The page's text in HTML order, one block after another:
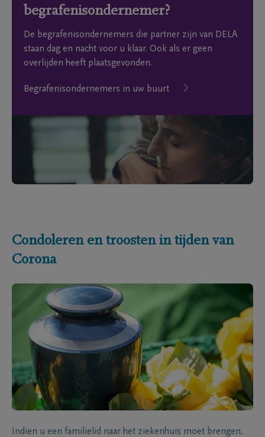
begrafenisondernemer?
De begrafenisondernemers die partner zijn van DELA
staan dag en nacht voor u klaar. Ook als er geen
overlijden heeft plaatsgevonden.
Begrafenisondernemers in uw buurt
Condoleren en troosten in tijden van
Corona
Indien u een familielid naar het ziekenhuis moet brengen,